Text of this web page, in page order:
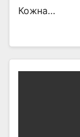
Кожна…